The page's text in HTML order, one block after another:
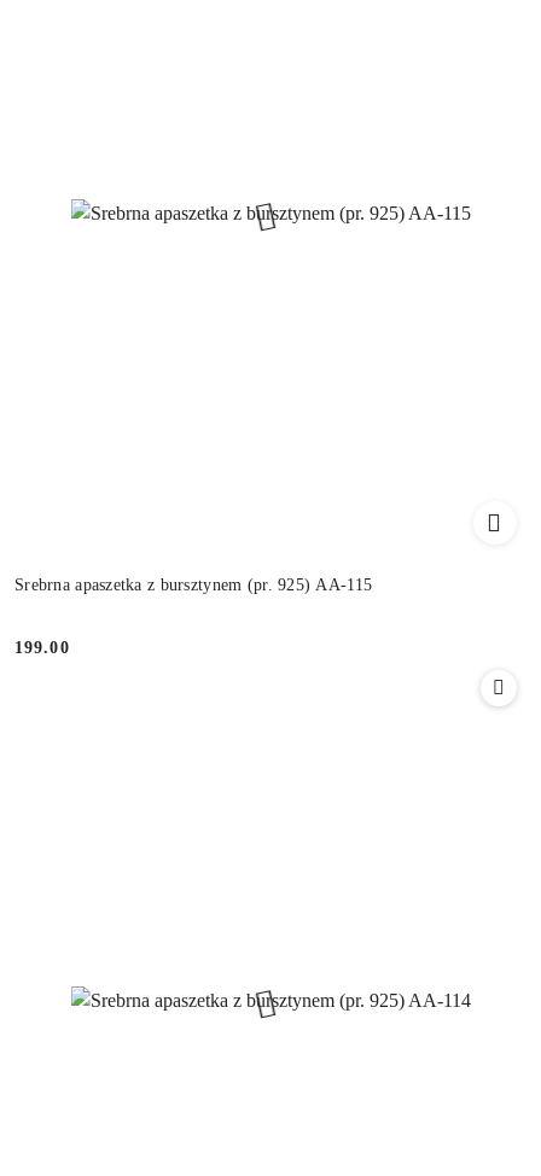
Srebrna apaszetka z bursztynem (pr. 925) AA-115
Cena:
199.00